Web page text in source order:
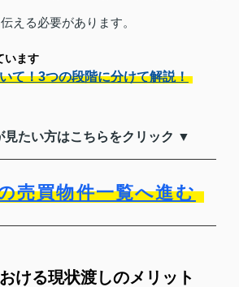
える必要があります。
います
て！3つの段階に分けて解説！
たい方はこちらをクリック ▼
売買物件一覧へ進む
ける現状渡しのメリット